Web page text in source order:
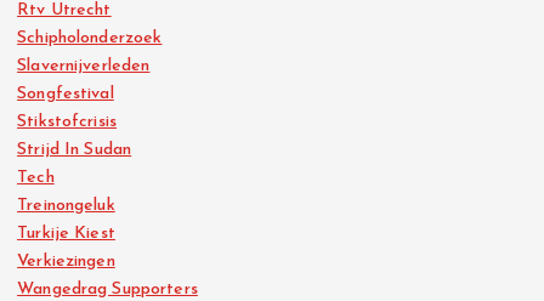
Rtv Utrecht
Schipholonderzoek
Slavernijverleden
Songfestival
Stikstofcrisis
Strijd In Sudan
Tech
Treinongeluk
Turkije Kiest
Verkiezingen
Wangedrag Supporters